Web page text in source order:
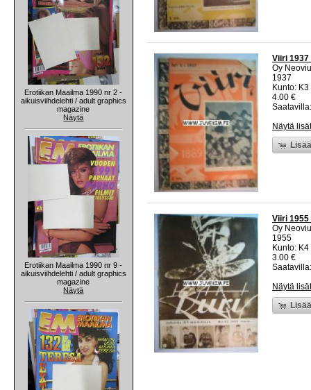
Erotiikan Maailma 1990 nr 2 -
aikuisviihdelehti / adult graphics
magazine
Näytä
Erotiikan Maailma 1990 nr 9 -
aikuisviihdelehti / adult graphics
magazine
Näytä
Viiri 1937
Oy
1937
Kunto:
4.00 €
Näytä
Viiri 1955
Oy
1955
Kunto:
3.00 €
Näytä